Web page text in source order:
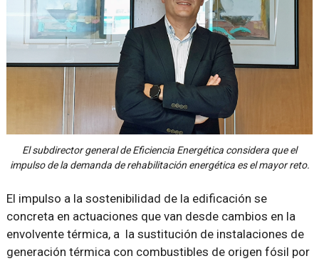
El subdirector general de Eficiencia Energética considera que el
impulso de la demanda de rehabilitación energética es el mayor reto.
El impulso a la sostenibilidad de la edificación se
concreta en actuaciones que van desde cambios en la
envolvente térmica, a la sustitución de instalaciones de
generación térmica con combustibles de origen fósil por